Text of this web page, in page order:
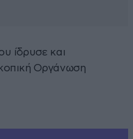
ίδρυσε και
Οργάνωση